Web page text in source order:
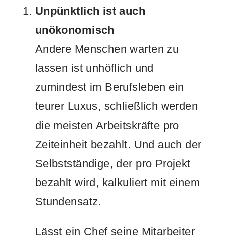
Unpünktlich ist auch
unökonomisch
Andere Menschen warten zu
lassen ist unhöflich und
zumindest im Berufsleben ein
teurer Luxus, schließlich werden
die meisten Arbeitskräfte pro
Zeiteinheit bezahlt. Und auch der
Selbstständige, der pro Projekt
bezahlt wird, kalkuliert mit einem
Stundensatz.
Lässt ein Chef seine Mitarbeiter